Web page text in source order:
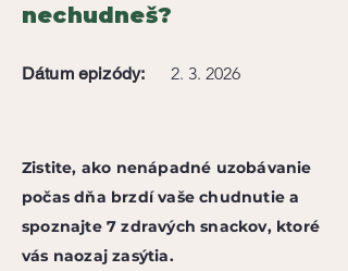
nechudneš?
Dátum epizódy: 2. 3. 2026
Zistite, ako nenápadné uzobávanie
počas dňa brzdí vaše chudnutie a
spoznajte 7 zdravých snackov, ktoré
vás naozaj zasýtia.